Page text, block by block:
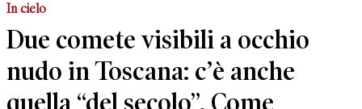
In cielo
Due comete visibili a occhio
nudo in Toscana: c’è anche
quella “del secolo”. Come